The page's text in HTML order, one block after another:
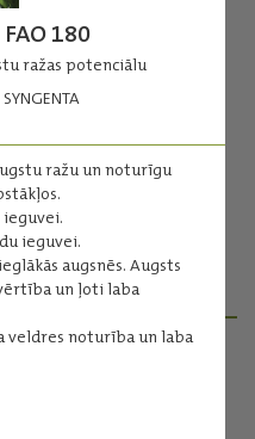
FAO 180
ražas potenciālu
SYNGENTA
ražu un noturīgu
ieguvei.
augsnēs. Augsts
un ļoti laba
veldres noturība un laba
hibrīds
UNION